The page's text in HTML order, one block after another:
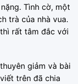
Tình cờ, một
trà của nhà vua.
rất tâm đắc với
giảm và bài
trên đã chia